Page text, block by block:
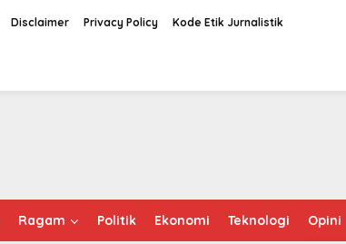
Disclaimer Privacy Policy Kode Etik Jurnalistik
Ragam Politik Ekonomi Teknologi Opini